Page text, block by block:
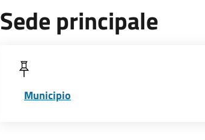
Sede principale
Municipio